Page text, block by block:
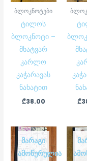
ბლოკნოტები
ტილოს
ბლოკნოტი –
მხატვარ
კარლო
კაჭარავას
ნახატით
₾38.00 ₾
ᲛᲐᲠᲐᲒᲘ
ᲐᲛᲝᲬᲣᲠᲣᲚᲘᲐ